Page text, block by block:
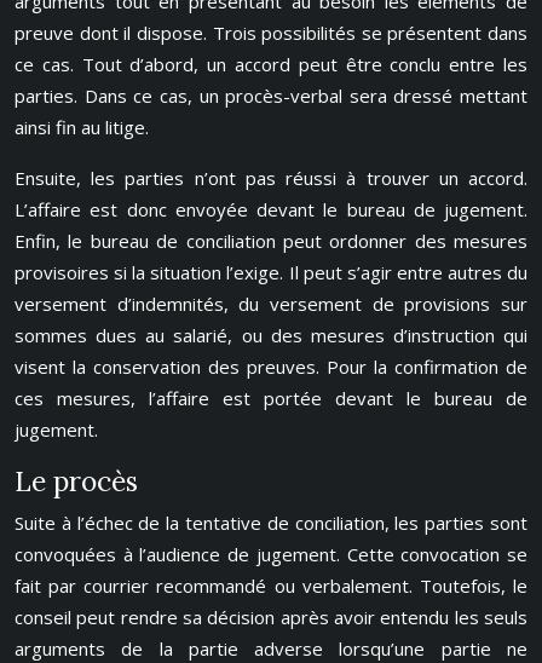
preuve dont il dispose. Trois possibilités se présentent dans
ce cas. Tout d’abord, un accord peut être conclu entre les
parties. Dans ce cas, un procès-verbal sera dressé mettant
ainsi fin au litige.
Ensuite, les parties n’ont pas réussi à trouver un accord.
L’affaire est donc envoyée devant le bureau de jugement.
Enfin, le bureau de conciliation peut ordonner des mesures
provisoires si la situation l’exige. Il peut s’agir entre autres du
versement d’indemnités, du versement de provisions sur
sommes dues au salarié, ou des mesures d’instruction qui
visent la conservation des preuves. Pour la confirmation de
ces mesures, l’affaire est portée devant le bureau de
jugement.
Le procès
Suite à l’échec de la tentative de conciliation, les parties sont
convoquées à l’audience de jugement. Cette convocation se
fait par courrier recommandé ou verbalement. Toutefois, le
conseil peut rendre sa décision après avoir entendu les seuls
arguments de la partie adverse lorsqu’une partie ne